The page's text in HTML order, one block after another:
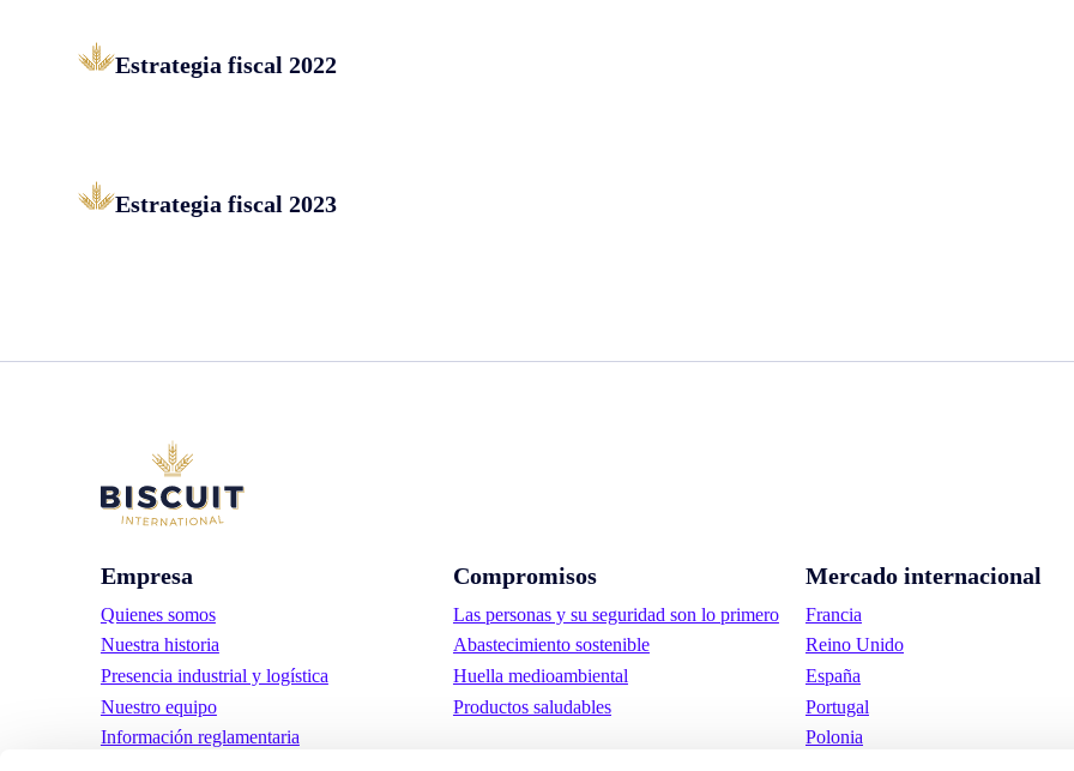
Estrategia fiscal 2022
Estrategia fiscal 2023
Empresa
Quienes somos
Nuestra historia
Presencia industrial y logística
Nuestro equipo
Información reglamentaria
Compromisos
Las personas y su seguridad son lo primero
Abastecimiento sostenible
Huella medioambiental
Productos saludables
Mercado internacional
Francia
Reino Unido
España
Portugal
Polonia